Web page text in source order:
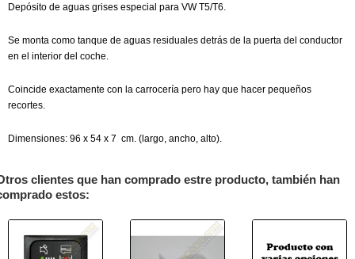
Depósito de aguas grises especial para VW T5/T6.
Se monta como tanque de aguas residuales detrás de la puerta del conductor
en el interior del coche.
Coincide exactamente con la carrocería pero hay que hacer pequeños
recortes.
Dimensiones: 96 x 54 x 7 cm. (largo, ancho, alto).
clientes que han comprado estre producto, también han
estos: